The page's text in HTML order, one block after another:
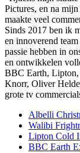
Pictures, en na
maakte veel
Sinds 2017 ben ik
en innoverend
passie hebben in
en ontwikkelen
BBC Earth, Lipton,
Knorr, Oliver
grote tv
Albelli
Walibi
Lipton Cold
BBC Earth